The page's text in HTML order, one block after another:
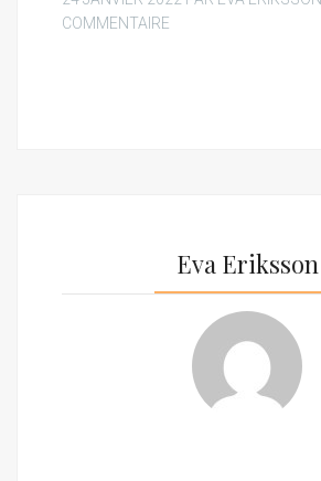
COMMENTAIRE
Eva Eriksson